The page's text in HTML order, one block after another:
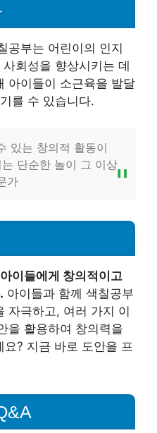
공부는 어린이의 인지
회성을 향상시키는 데
아이들이 소근육을 발달
를 수 있습니다.
있는 창의적 활동이
단순한 놀이 그 이상
가
이들에게 창의적이고
아이들과 함께 색칠공부
자극하고, 여러 가지 이
을 활용하여 창의력을
? 지금 바로 도안을 프